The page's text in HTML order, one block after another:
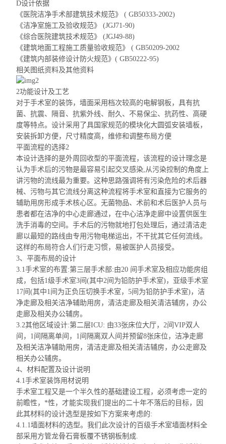
D设计依据
《医院洁净手术部建筑技术规范》 ( GB50333-2002)
《洁净室施工及验收规范》 (JGJ71-90)
《综合医院建筑技术规范》 (JGJ49-88)
《建筑地面工程施工质量验收规范》 ( GB50209-2002
《建筑内部装修设计防火规范》( GB50222-95)
相关图纸资料及其他资料
2功能设计及工艺
对于手术室的装饰，墙面采用档次较高的电解钢板，具有抗
菌、抗震、隔音、抗紫外线、耐久、不易保尘、抗药性、高硬
度等特点。设计采用了具国家规范的模块化大圆弧安装墙板，
安装拆卸方便，尺寸精度高，维修和调整布局方便
平面流程的选择2
本设计选择的是外周回收型的平面流程，该流程的设计理念是
认为手术后的污物是最容易引起交叉感染,从污染控制的角度上
讲污物的流线最为重要。这种思路强调将有污染危险的术后器
械、污物与其它流线分离这种流程将手术室和直接为它服务的
辅助用房形成手术核心区。无菌物品、术前和术后医护人员与
患者都在洁净的中心走廊通过，在中心洁净走廊中设置供医生
洗手消毒的空间。手术后的污物就地打包处理后，通过清洁走
廊以最短的路线由专用污物电梯运出，不干扰其它任何流线。
这样的布局符合人们行走习惯，易被医护人员接受。
3、平面布局的设计
3.1手术室的布置:第三层手术部:由20 间手术室及相应功能房组
成，包括1级手术室3间(其中2间为铅防护手术室)， 亚级手术室
17间(其中1间为正负压切换手术室，5间为铅防护手术室)，洁
净走廊及相关洁净辅助用房，清洁走廊及相关清洁辅房，办公
走廊及相关办公辅房。
3.2其他区域设计:第二层ICU: 由33张床位大厅，2间VIP双人
间，1间隔离单间，1间隔离双人间并预留8张床位，洁净走廊
及相关洁净辅助用房，清洁走廊及相关清洁辅房，办公走廊及
相关办公辅房。
4、材料配置及设计说明
4.1手术室装饰用材说明
手术室工程又是一个半久性的基础建设工程，必须考虑一定的
前瞻性，*性，才能实现我们提出的二十年不落后的目标，因
此其材料的设计选型是按如下方案来考虑的:
4.1.1墙面材料的选型。我们此次设计的百级手术室墙面材料全
部采用方管龙骨石膏板覆不锈钢板制成.